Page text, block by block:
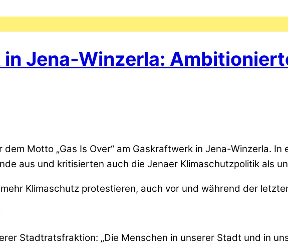
Jena-Winzerla:
Motto „Gas Is Over“ am Gaskraftwerk in Jena-Winzerla. In
aus und kritisierten auch die Jenaer Klimaschutzpolitik als
Klimaschutz protestieren, auch vor und während der
Stadtratsfraktion: „Die Menschen in unserer Stadt und in